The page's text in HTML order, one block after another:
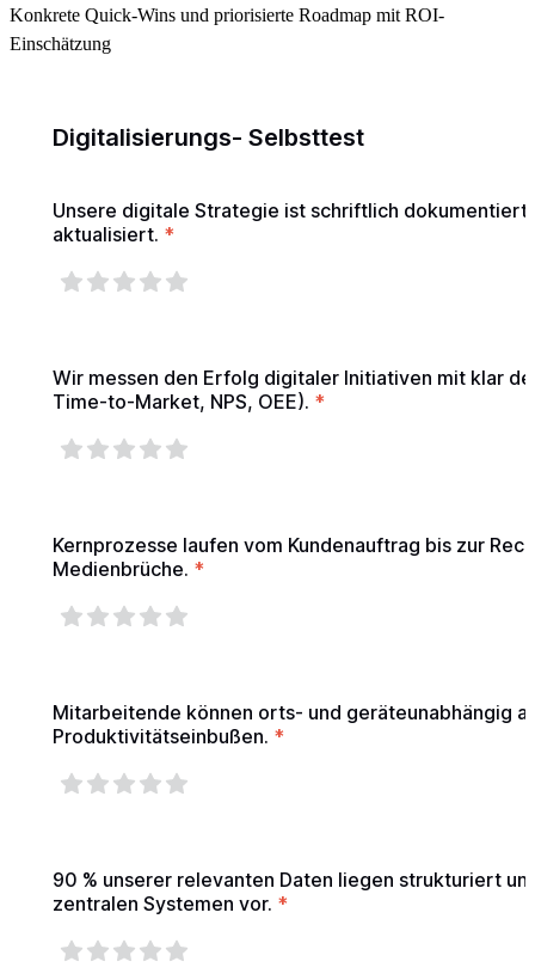
Konkrete Quick-Wins und priorisierte Roadmap mit ROI-
Einschätzung